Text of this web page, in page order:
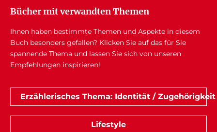
Bücher mit verwandten Themen
Ihnen haben bestimmte Themen und Aspekte in diesem
Buch besonders gefallen? Klicken Sie auf das für Sie
spannende Thema und lassen Sie sich von unseren
Empfehlungen inspirieren!
Erzählerisches Thema: Identität / Zugehörigkeit
Lifestyle